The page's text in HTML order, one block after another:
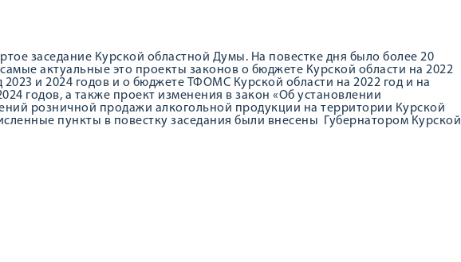
заседание Курской областной Думы. На повестке дня было более 20
актуальные это проекты законов о бюджете Курской области на 2022
и 2024 годов и о бюджете ТФОМС Курской области на 2022 год и на
годов, а также проект изменения в закон «Об установлении
розничной продажи алкогольной продукции на территории Курской
пункты в повестку заседания были внесены Губернатором Курской